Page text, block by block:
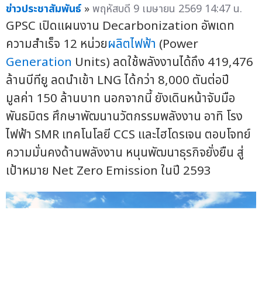
ข่าวประชาสัมพันธ์ »พฤหัสบดี 9 เมษายน 2569 14:47 น.
GPSC เปิดแผนงาน Decarbonization อัพเดท
ความสำเร็จ 12 หน่วยผลิตไฟฟ้า (Power
Generation Units) ลดใช้พลังงานได้ถึง 419,476
ล้านบีทียู ลดนำเข้า LNG ได้กว่า 8,000 ตันต่อปี
มูลค่า 150 ล้านบาท นอกจากนี้ ยังเดินหน้าจับมือ
พันธมิตร ศึกษาพัฒนานวัตกรรมพลังงาน อาทิ โรง
ไฟฟ้า SMR เทคโนโลยี CCS และไฮโดรเจน ตอบโจทย์
ความมั่นคงด้านพลังงาน หนุนพัฒนาธุรกิจยั่งยืน สู่
เป้าหมาย Net Zero Emission ในปี 2593